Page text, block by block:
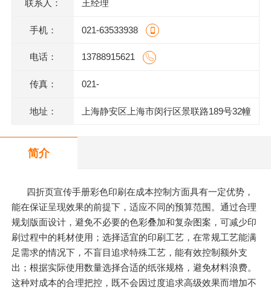
联系人： 王经理
手机： 021-63533938
电话： 13788915621
传真： 021-
地址： 上海静安区上海市闵行区景联路189号32幢
简介
四折页宣传手册彩色印刷在成本控制方面具有一定优势，
能在保证呈现效果的前提下，适应不同的预算范围。通过合理
规划版面设计，避免不必要的色彩叠加和复杂图案，可减少印
刷过程中的耗材使用；选择适宜的印刷工艺，在常规工艺能满
足需求的情况下，不盲目追求特殊工艺，能有效控制额外支
出；根据实际使用数量选择合适的纸张规格，避免材料浪费。
这种对成本的合理把控，既不会因过度追求高级效果而增加不